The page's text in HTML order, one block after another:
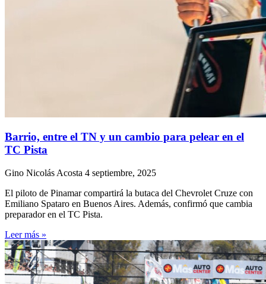
Barrio, entre el TN y un cambio para pelear en el
TC Pista
Gino Nicolás Acosta 4 septiembre, 2025
El piloto de Pinamar compartirá la butaca del Chevrolet Cruze con
Emiliano Spataro en Buenos Aires. Además, confirmó que cambia
preparador en el TC Pista.
Leer más »